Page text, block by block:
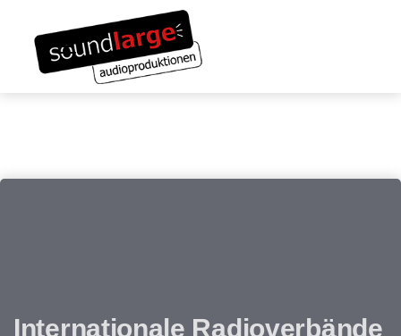
überspringen
Inhalt
springen
Internationale Radioverbände